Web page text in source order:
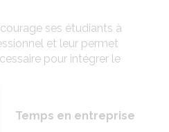
ses étudiants à
et leur permet
pour intégrer le
Temps en entreprise